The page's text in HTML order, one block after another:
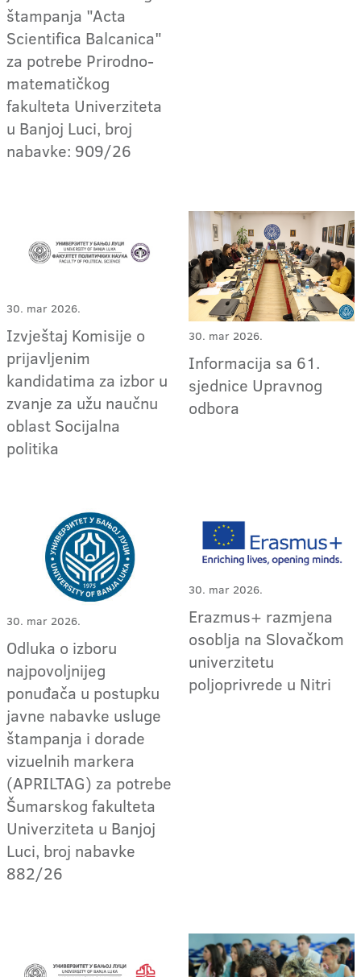
štampanja "Acta
Scientifica Balcanica"
za potrebe Prirodno-
matematičkog
fakulteta Univerziteta
u Banjoj Luci, broj
nabavke: 909/26
30. mar 2026.
Izvještaj Komisije o
prijavljenim
kandidatima za izbor u
zvanje za užu naučnu
oblast Socijalna
politika
30. mar 2026.
Informacija sa 61.
sjednice Upravnog
odbora
30. mar 2026.
Odluka o izboru
najpovoljnijeg
ponuđača u postupku
javne nabavke usluge
štampanja i dorade
vizuelnih markera
(APRILTAG) za potrebe
Šumarskog fakulteta
Univerziteta u Banjoj
Luci, broj nabavke
882/26
30. mar 2026.
Erazmus+ razmjena
osoblja na Slovačkom
univerzitetu
poljoprivrede u Nitri